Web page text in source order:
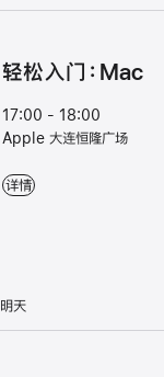
轻⁠松入⁠门⁠：Mac
17:00 - 18:00
Apple 大连恒隆广场
轻⁠松入⁠门⁠：Mac - 17:00
详情
明天